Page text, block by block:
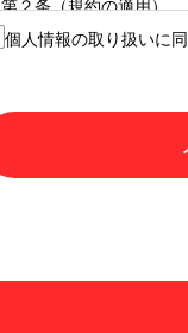
第２条（規約の適用）
１.本サービスを利用す
をもってのみ認められ
利用することはできま
個人情報の取り扱いに